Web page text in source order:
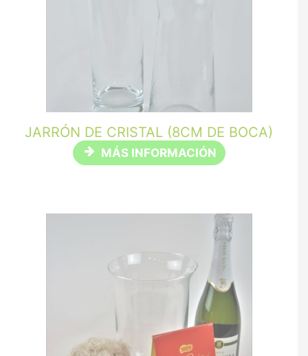
JARRÓN DE CRISTAL (8CM DE BOCA)
MÁS INFORMACIÓN